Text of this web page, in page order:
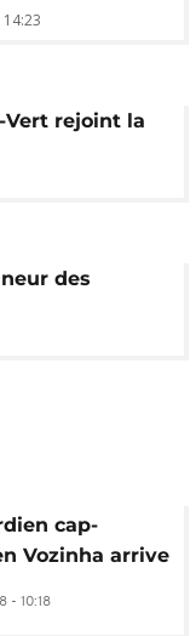
Vert rejoint la
des
cap-
Vozinha arrive
pour rejoindre
- 10:18